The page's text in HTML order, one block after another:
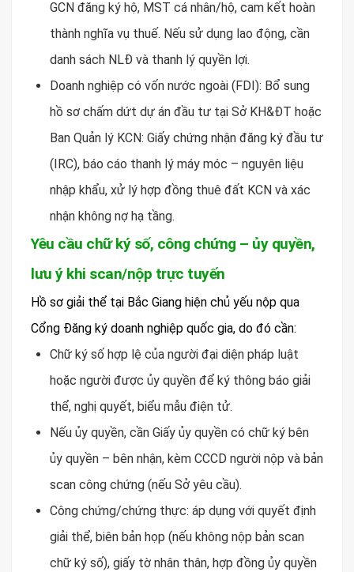
GCN đăng ký hộ, MST cá nhân/hộ, cam kết hoàn
thành nghĩa vụ thuế. Nếu sử dụng lao động, cần
danh sách NLĐ và thanh lý quyền lợi.
Doanh nghiệp có vốn nước ngoài (FDI): Bổ sung
hồ sơ chấm dứt dự án đầu tư tại Sở KH&ĐT hoặc
Ban Quản lý KCN: Giấy chứng nhận đăng ký đầu tư
(IRC), báo cáo thanh lý máy móc – nguyên liệu
nhập khẩu, xử lý hợp đồng thuê đất KCN và xác
nhận không nợ hạ tầng.
Yêu cầu chữ ký số, công chứng – ủy quyền,
lưu ý khi scan/nộp trực tuyến
Hồ sơ giải thể tại Bắc Giang hiện chủ yếu nộp qua
Cổng Đăng ký doanh nghiệp quốc gia, do đó cần:
Chữ ký số hợp lệ của người đại diện pháp luật
hoặc người được ủy quyền để ký thông báo giải
thể, nghị quyết, biểu mẫu điện tử.
Nếu ủy quyền, cần Giấy ủy quyền có chữ ký bên
ủy quyền – bên nhận, kèm CCCD người nộp và bản
scan công chứng (nếu Sở yêu cầu).
Công chứng/chứng thực: áp dụng với quyết định
giải thể, biên bản họp (nếu không nộp bản scan
chữ ký số), giấy tờ nhân thân, hợp đồng ủy quyền